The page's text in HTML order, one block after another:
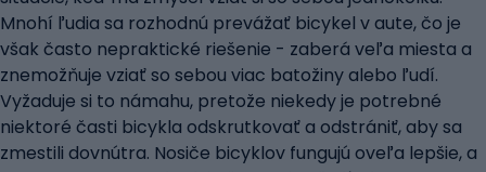
Mnohí ľudia sa rozhodnú prevážať bicykel v aute, čo je
však často nepraktické riešenie - zaberá veľa miesta a
znemožňuje vziať so sebou viac batožiny alebo ľudí.
Vyžaduje si to námahu, pretože niekedy je potrebné
niektoré časti bicykla odskrutkovať a odstrániť, aby sa
zmestili dovnútra. Nosiče bicyklov fungujú oveľa lepšie, a